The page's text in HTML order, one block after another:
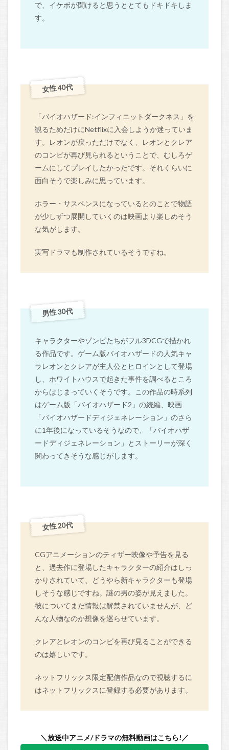
で、イケボが聞けると思うととてもドキドキしま
す。
女性 40代
「バイオハザード:インフィニットダークネス」を
観るためだけにNetflixに入会しようか迷っていま
す。レオンが戻っただけでなく、レオンとクレア
のコンビが再び見られるということで、むしろゲ
ームにしてプレイしたかったです。それくらいに
面白そうで楽しみに思っています。
ホラー・サスペンスになっているとのことで物語
が少しずつ展開していくのは映画より楽しめそう
な気がします。
実写ドラマも制作されているそうですね。
男性 30代
キャラクターやゾンビたちがフル3DCGで描かれ
る作品です。ゲーム版バイオハザードの人気キャ
ラレオンとクレアが主人公とヒロインとして登場
し、ホワイトハウスで起きた事件を調べるところ
からはじまっていくそうです。この作品の時系列
はゲーム版「バイオハザード2」の続編、映画
「バイオハザードディジェネレーション」のさら
に1年後になっているそうなので、「バイオハザ
ードディジェネレーション」とストーリーが深く
関わってきそうな感じがします。
女性 20代
CGアニメーションのティザー映像や予告を見る
と、過去作に登場したキャラクターの紹介はしっ
かりされていて、どうやら新キャラクターも登場
しそうな感じですね。謎の男の姿が見えました。
彼についてまだ情報は解禁されていませんが、ど
んな人物なのか想像を巡らせています。
クレアとレオンのコンビを再び見ることができる
のは嬉しいです。
ネットフリックス限定配信作品なので視聴するに
はネットフリックスに登録する必要があります。
＼放送中アニメ/ドラマの無料動画はこちら!／